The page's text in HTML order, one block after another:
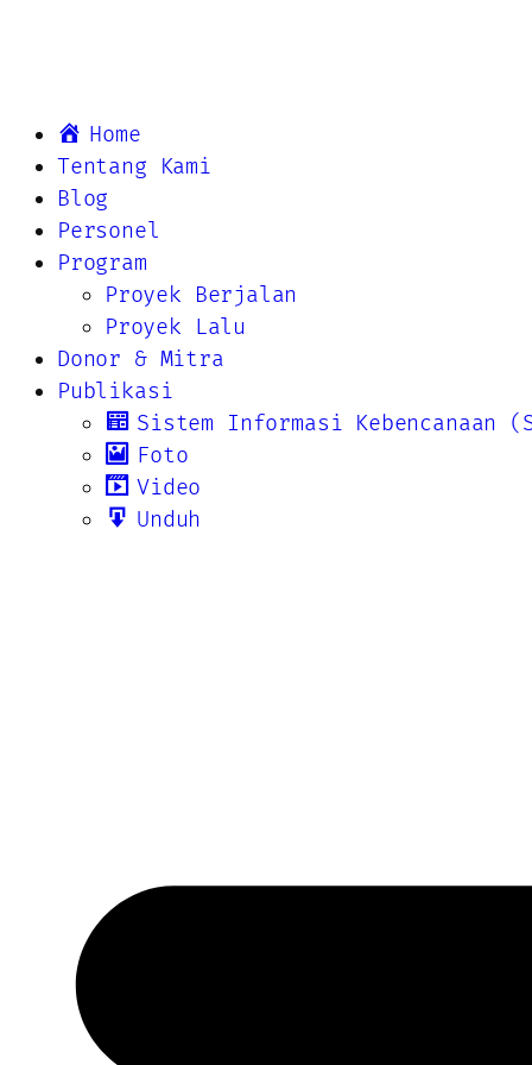
Home
Tentang Kami
Blog
Personel
Program
Proyek Berjalan
Proyek Lalu
Donor & Mitra
Publikasi
Sistem Informasi Kebencanaan
Foto
Video
Unduh